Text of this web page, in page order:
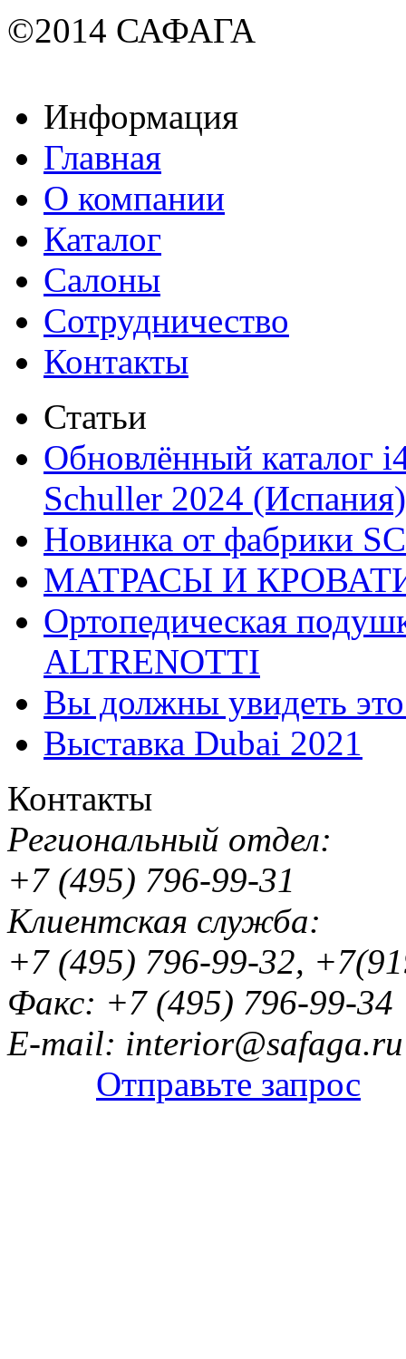
©2014 САФАГА
Информация
Главная
О компании
Каталог
Салоны
Сотрудничество
Контакты
Статьи
Обновлённый каталог
Schuller 2024 (Испания)
Новинка от фабрики
МАТРАСЫ И
Ортопедическая
ALTRENOTTI
Вы должны увидеть
Выставка Dubai 2021
Контакты
Региональный отдел:
+7 (495) 796-99-31
Клиентская служба:
+7 (495) 796-99-32,
Факс: +7 (495) 796-99-34
E-mail: interior@safaga.ru
Отправьте запрос